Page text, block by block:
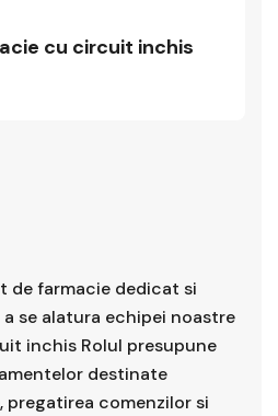
cu circuit inchis
de farmacie dedicat si
se alatura echipei noastre
inchis Rolul presupune
destinate
comenzilor si